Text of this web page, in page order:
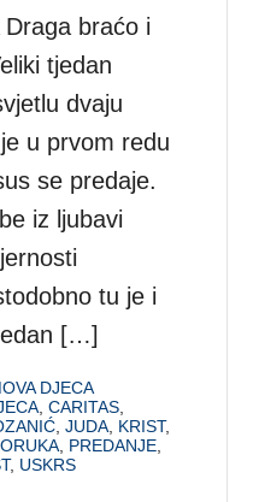
braćo i
tjedan
dvaju
u prvom redu
se predaje.
iz ljubavi
tu je i
[…]
DJECA
,CARITAS
,JUDA KRIST,
PREDANJE
, USKRS